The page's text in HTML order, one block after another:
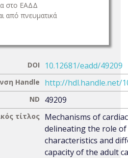
στο ΕΑΔΔ
από πνευματικά
DOI 10.12681/eadd/49209
Handle http://hdl.handle.net/
ND 49209
τίτλος Mechanisms of
delineating the role
characteristics and
capacity of the adult